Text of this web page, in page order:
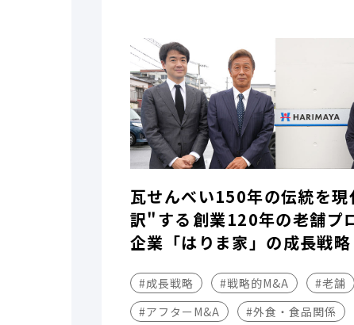
瓦せんべい150年の伝統を
訳"する――創業120年の老舗プ
企業「はりま家」の成長戦略
#成長戦略 #戦略的M&A
#老舗
#アフターM&A
#外食・食品関係